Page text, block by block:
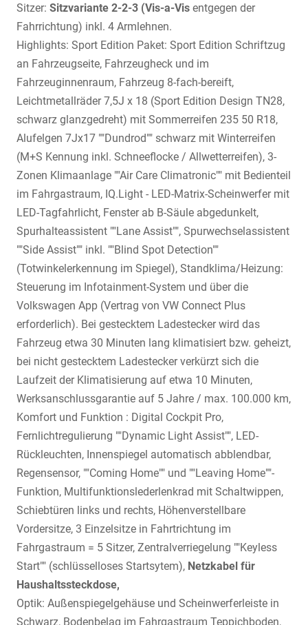
Sitzer: Sitzvariante 2-2-3 (Vis-a-Vis entgegen der
Fahrrichtung) inkl. 4 Armlehnen.
Highlights: Sport Edition Paket: Sport Edition Schriftzug
an Fahrzeugseite, Fahrzeugheck und im
Fahrzeuginnenraum, Fahrzeug 8-fach-bereift,
Leichtmetallräder 7,5J x 18 (Sport Edition Design TN28,
schwarz glanzgedreht) mit Sommerreifen 235 50 R18,
Alufelgen 7Jx17 ""Dundrod"" schwarz mit Winterreifen
(M+S Kennung inkl. Schneeflocke / Allwetterreifen), 3-
Zonen Klimaanlage ""Air Care Climatronic"" mit Bedienteil
im Fahrgastraum, IQ.Light - LED-Matrix-Scheinwerfer mit
LED-Tagfahrlicht, Fenster ab B-Säule abgedunkelt,
Spurhalteassistent ""Lane Assist"", Spurwechselassistent
""Side Assist"" inkl. ""Blind Spot Detection""
(Totwinkelerkennung im Spiegel), Standklima/Heizung:
Steuerung im Infotainment-System und über die
Volkswagen App (Vertrag von VW Connect Plus
erforderlich). Bei gestecktem Ladestecker wird das
Fahrzeug etwa 30 Minuten lang klimatisiert bzw. geheizt,
bei nicht gestecktem Ladestecker verkürzt sich die
Laufzeit der Klimatisierung auf etwa 10 Minuten,
Werksanschlussgarantie auf 5 Jahre / max. 100.000 km,
Komfort und Funktion : Digital Cockpit Pro,
Fernlichtregulierung ""Dynamic Light Assist"", LED-
Rückleuchten, Innenspiegel automatisch abblendbar,
Regensensor, ""Coming Home"" und ""Leaving Home""-
Funktion, Multifunktionslederlenkrad mit Schaltwippen,
Schiebtüren links und rechts, Höhenverstellbare
Vordersitze, 3 Einzelsitze in Fahrtrichtung im
Fahrgastraum = 5 Sitzer, Zentralverriegelung ""Keyless
Start"" (schlüsselloses Startsytem), Netzkabel für
Haushaltssteckdose,
Optik: Außenspiegelgehäuse und Scheinwerferleiste in
Schwarz, Bodenbelag im Fahrgastraum Teppichboden,